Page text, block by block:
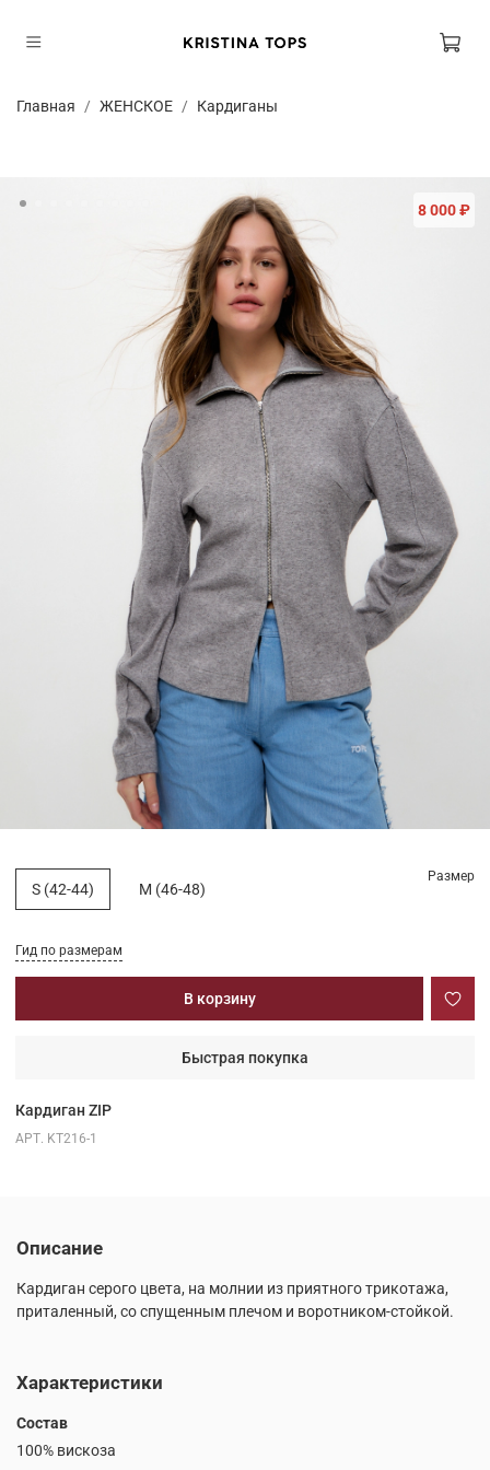
Главная ЖЕНСКОЕ Кардиганы
Кардиган ZIP
8 000 ₽
АРТ. KT216-1
Гид по размерам
В корзину
Быстрая покупка
Размер
S (42-44) M (46-48)
Описание
Кардиган серого цвета, на молнии из приятного трикотажа,
приталенный, со спущенным плечом и воротником-стойкой.
Характеристики
Состав
100% вискоза